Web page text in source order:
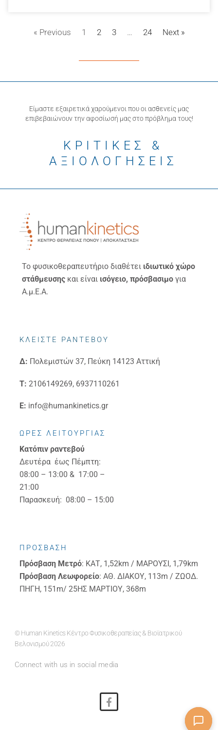
« Previous 1 2 3 … 24 Next »
Είμαστε εξαιρετικά χαρούμενοι που οι ασθενείς μας
επιβεβαιώνουν την αφοσίωσή μας στο πρόβλημα τους!
ΚΡΙΤΙΚΕΣ &
ΑΞΙΟΛΟΓΗΣΕΙΣ
Το φυσικοθεραπευτήριο διαθέτει ιδιωτικό χώρο
στάθμευσης και είναι ισόγειο, πρόσβασιμο για
Α.μ.Ε.Α.
ΚΛΕΙΣΤΕ ΡΑΝΤΕΒΟΥ
Δ: Πολεμιστών 37, Πεύκη 14123 Αττική
Τ: 2106149269, 6937110261
E: info@humankinetics.gr
ΩΡΕΣ ΛΕΙΤΟΥΡΓΙΑΣ
Κατόπιν ραντεβού
Δευτέρα έως Πέμπτη:
08:00 – 13:00 & 17:00 –
21:00
Παρασκευή: 08:00 – 15:00
ΠΡΟΣΒΑΣΗ
Πρόσβαση Μετρό: ΚΑΤ, 1,52km / ΜΑΡΟΥΣΙ, 1,79km
Πρόσβαση Λεωφορείο: ΑΘ. ΔΙΑΚΟΥ, 113m / ΖΩΟΔ.
ΠΗΓΗ, 151m/ 25ΗΣ ΜΑΡΤΙΟΥ, 368m
© Human Kinetics Κέντρο Φυσικοθεραπείας & Βιοϊατρικού
Βελονισμού 2026
Connect with us in social media